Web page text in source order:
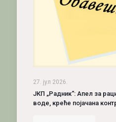
27. јул 2026.
ЈКП „Радник“: Апел за
воде, креће појачана